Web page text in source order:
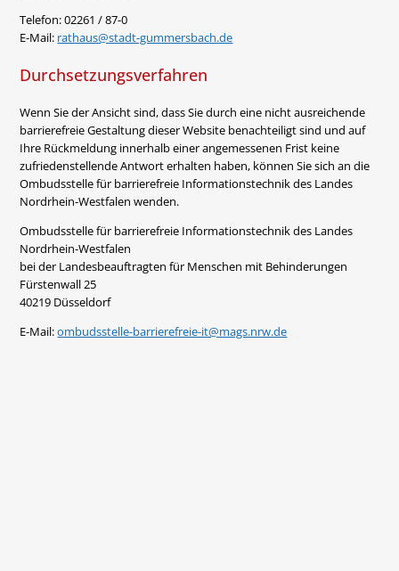
Telefon: 02261 / 87-0
E-Mail: rathaus@stadt-gummersbach.de
Durchsetzungsverfahren
Wenn Sie der Ansicht sind, dass Sie durch eine nicht ausreichende
barrierefreie Gestaltung dieser Website benachteiligt sind und auf
Ihre Rückmeldung innerhalb einer angemessenen Frist keine
zufriedenstellende Antwort erhalten haben, können Sie sich an die
Ombudsstelle für barrierefreie Informationstechnik des Landes
Nordrhein-Westfalen wenden.
Ombudsstelle für barrierefreie Informationstechnik des Landes
Nordrhein-Westfalen
bei der Landesbeauftragten für Menschen mit Behinderungen
Fürstenwall 25
40219 Düsseldorf
E-Mail:ombudsstelle-barrierefreie-it@mags.nrw.de